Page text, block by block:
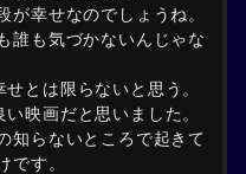
が幸せなのでしょうね。
誰も気づかないんじゃな
とは限らないと思う。
映画だと思いました。
知らないところで起きて
です。